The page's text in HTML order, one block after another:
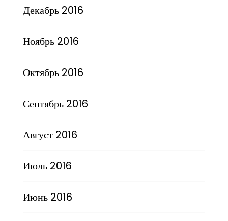
Декабрь 2016
Ноябрь 2016
Октябрь 2016
Сентябрь 2016
Август 2016
Июль 2016
Июнь 2016